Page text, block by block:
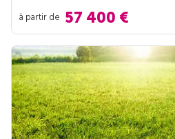
à partir de 57 400 €